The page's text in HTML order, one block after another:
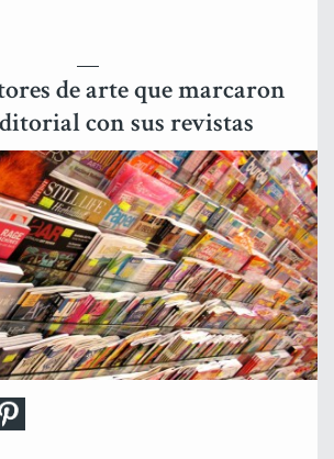
de arte que marcaron
con sus revistas